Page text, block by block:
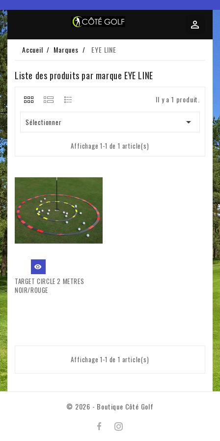
Accueil Marques EYE LINE
Liste des produits par marque EYE LINE
Il y a 1 produit.
Sélectionner 
Affichage 1-1 de 1 article(s)
visibility
TARGET CIRCLE 2 METRES
NOIR/ROUGE
Affichage 1-1 de 1 article(s)
© 2026 - Boutique Côté Golf